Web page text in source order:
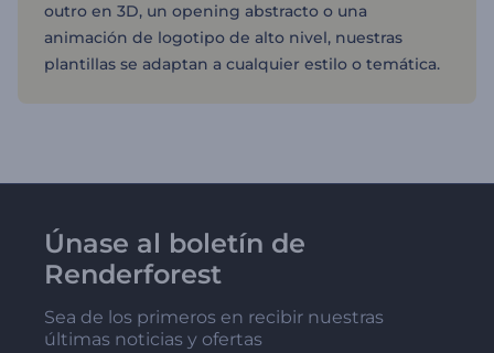
outro en 3D, un opening abstracto o una
animación de logotipo de alto nivel, nuestras
plantillas se adaptan a cualquier estilo o temática.
Únase al boletín de
Renderforest
Sea de los primeros en recibir nuestras
últimas noticias y ofertas